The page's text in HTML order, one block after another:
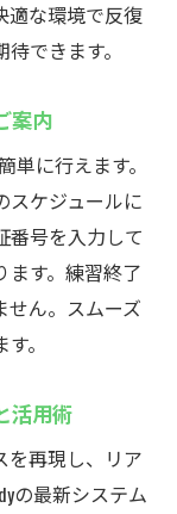
適な環境で反復
できます。
案内
単に行えます。
スケジュールに
番号を入力して
ます。練習終了
せん。スムーズ
。
活用術
を再現し、リア
の最新システム